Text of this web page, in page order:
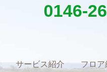
0146-
サービス紹介 フロア